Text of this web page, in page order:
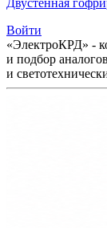
Войти
«ЭлектроКРД» -
и подбор
и